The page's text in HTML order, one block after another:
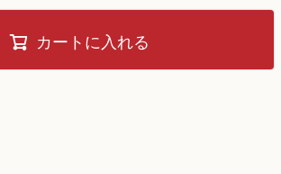
カートに入れる